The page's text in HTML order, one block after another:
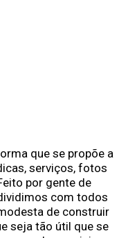
que se propõe a
serviços, fotos
por gente de
com todos
de construir
seja tão útil que se